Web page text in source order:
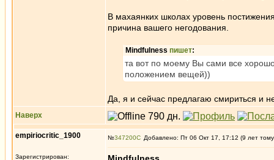
В махаянких школах уровень
причина вашего негодования.
Mindfulness пишет:
та вот по моему Вы сами все
положением вещей))
Да, я и сейчас предлагаю смириться и
Наверх
empiriocritic_1900
Зарегистрирован:
№347200 Добавлено: Пт 06 Окт 17, 17:12 (9 лет